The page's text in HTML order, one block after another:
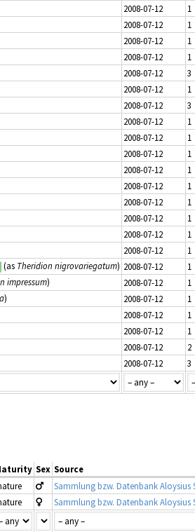
2008-07-12 1
2008-07-12 1
2008-07-12 1
2008-07-12 1
2008-07-12 3
2008-07-12 1
2008-07-12 3
2008-07-12 1
2008-07-12 1
2008-07-12 1
2008-07-12 1
2008-07-12 1
2008-07-12 1
2008-07-12 1
2008-07-12 1
2008-07-12 1
(as Theridion nigrovariegatum) 2008-07-12 1
impressum) 2008-07-12 1
) 2008-07-12 1
2008-07-12 1
2008-07-12 1
2008-07-12 2
2008-07-12 3
Sex Source
Sammlung bzw. Datenbank Aloysius
Sammlung bzw. Datenbank Aloysius